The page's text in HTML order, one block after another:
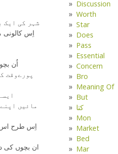
شہر کی ایک
اِس کالونی
اُن
پورےوقت
مائیں
اِس طرح اس
ان بچوں کی
Discussion
Worth
Star
Does
Pass
Essential
Concern
Bro
Meaning Of
But
کتا
Mon
Market
Bed
Mar